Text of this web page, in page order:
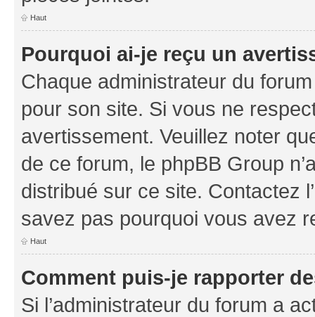
Haut
Pourquoi ai-je reçu un
Chaque administrateur du
pour son site. Si vous ne
avertissement. Veuillez noter
de ce forum, le phpBB Group
distribué sur ce site. Contactez
savez pas pourquoi vous avez
Haut
Comment puis-je rapporter
Si l’administrateur du forum a